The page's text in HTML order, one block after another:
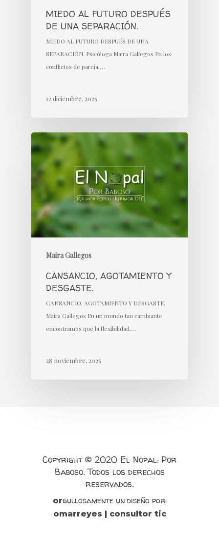
MIEDO AL FUTURO DESPUÉS
DE UNA SEPARACIÓN.
MIEDO AL FUTURO DESPUÉS DE UNA
SEPARACIÓN. Psicóloga Maira Gallegos En los
conflictos de pareja,…
12 diciembre, 2025
Maira Gallegos
CANSANCIO, AGOTAMIENTO Y
DESGASTE.
CANSANCIO, AGOTAMIENTO Y DESGASTE.
Maira Gallegos En un mundo tan cambiante
encontramos que la flexibilidad,…
28 noviembre, 2025
Copyright © 2020 El Nopal: Por
Baboso. Todos los derechos
reservados.
orgullosamente un diseño por:
omarreyes | consultor tic